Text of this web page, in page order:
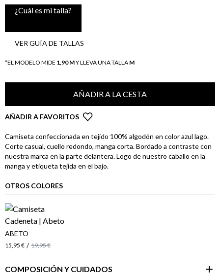
¿Cuál es mi talla?
VER GUÍA DE TALLAS
*EL MODELO MIDE 1,90 MY LLEVA UNA TALLA M
AÑADIR A LA CESTA
AÑADIR A FAVORITOS
Camiseta confeccionada en tejido 100% algodón en color azul lago.
Corte casual, cuello redondo, manga corta. Bordado a contraste con
nuestra marca en la parte delantera. Logo de nuestro caballo en la
manga y etiqueta tejida en el bajo.
OTROS COLORES
ABETO
15,95 € / 19,95 €
COMPOSICIÓN Y CUIDADOS